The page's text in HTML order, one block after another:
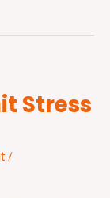
Stress
/